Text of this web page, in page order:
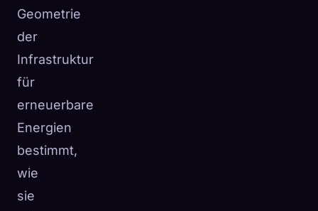
Geometrie
der
Infrastruktur
für
erneuerbare
Energien
bestimmt,
wie
sie